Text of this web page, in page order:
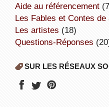
aide au référencement
Les Fables et Contes
Les artistes (18)
Questions-Réponses
SUR LES RÉSEAUX